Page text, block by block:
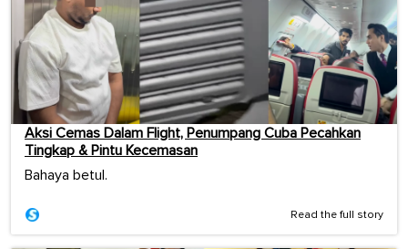
Aksi Cemas Dalam Flight, Penumpang Cuba Pecahkan
Tingkap & Pintu Kecemasan
Bahaya betul.
Read the full story